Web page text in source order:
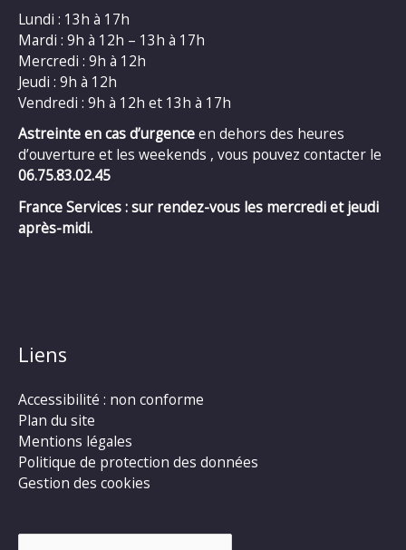
Lundi : 13h à 17h
Mardi : 9h à 12h – 13h à 17h
Mercredi : 9h à 12h
Jeudi : 9h à 12h
Vendredi : 9h à 12h et 13h à 17h
Astreinte en cas d’urgenceen dehors des heures
d’ouverture et les weekends , vous pouvez contacter le
06.75.83.02.45
France Services : sur rendez-vous les mercredi et jeudi
après-midi.
Liens
Accessibilité : non conforme
Plan du site
Mentions légales
Politique de protection des données
Gestion des cookies